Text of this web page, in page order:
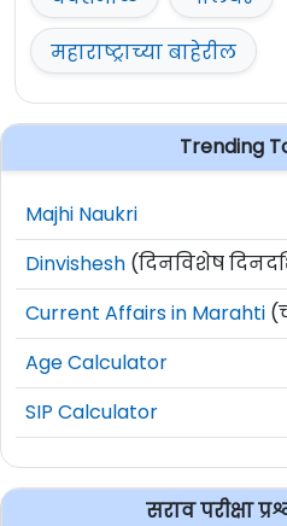
महाराष्ट्राच्या बाहेरील
Trending
Majhi Naukri
Dinvishesh (दिनविशेष
Current Affairs in Marahti
Age Calculator
SIP Calculator
सराव परीक्षा